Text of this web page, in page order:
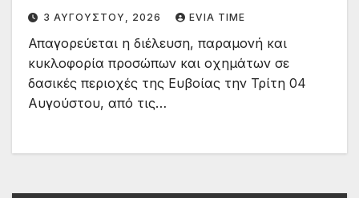
3 ΑΥΓΟΎΣΤΟΥ, 2026 EVIA TIME
Απαγορεύεται η διέλευση, παραμονή και
κυκλοφορία προσώπων και οχημάτων σε
δασικές περιοχές της Ευβοίας την Τρίτη 04
Αυγούστου, από τις…